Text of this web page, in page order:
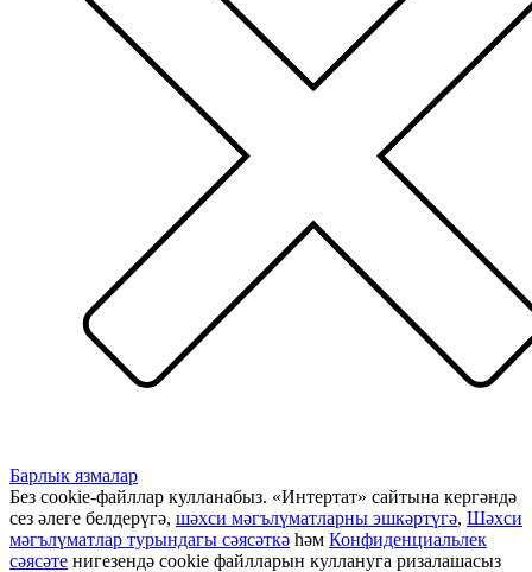
Барлык язмалар
Без cookie-файллар кулланабыз. «Интертат» сайтына кергәндә
сез әлеге белдерүгә, шәхси мәгълүматларны эшкәртүгә, Шәхси
мәгълүматлар турындагы сәясәткә һәм Конфиденциальлек
сәясәте нигезендә cookie файлларын куллануга ризалашасыз